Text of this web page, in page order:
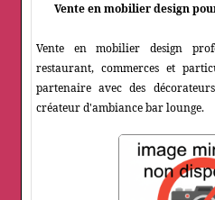
Vente en mobilier design
Vente en mobilier design
restaurant, commerces et
partenaire avec des
créateur d'ambiance bar lounge.